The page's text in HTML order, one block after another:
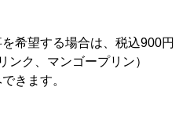
希望する場合は、税込900円
ンク、マンゴープリン）
きます。